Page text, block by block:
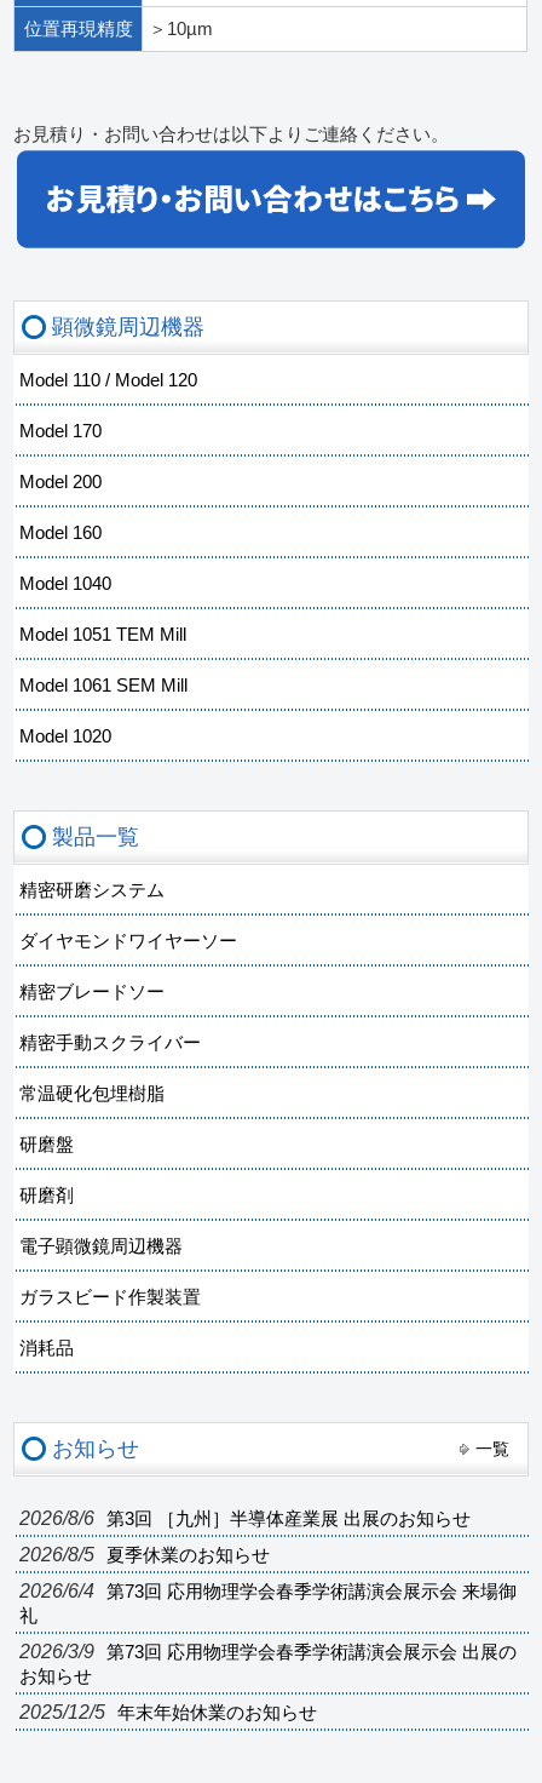
位置再現精度 ＞10µm
お見積り・お問い合わせは以下よりご連絡ください。
顕微鏡周辺機器
Model 110 / Model 120
Model 170
Model 200
Model 160
Model 1040
Model 1051 TEM Mill
Model 1061 SEM Mill
Model 1020
製品一覧
精密研磨システム
ダイヤモンドワイヤーソー
精密ブレードソー
精密手動スクライバー
常温硬化包埋樹脂
研磨盤
研磨剤
電子顕微鏡周辺機器
ガラスビード作製装置
消耗品
お知らせ 一覧
2026/8/6 第3回 ［九州］半導体産業展 出展のお知らせ
2026/8/5 夏季休業のお知らせ
2026/6/4
第73回 応用物理学会春季学術講演会展示会 来場御
礼
2026/3/9
第73回 応用物理学会春季学術講演会展示会 出展の
お知らせ
2025/12/5 年末年始休業のお知らせ